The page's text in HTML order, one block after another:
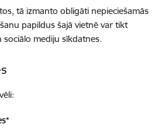
tā izmanto obligāti nepieciešamās
papildus šajā vietnē var tikt
mediju sīkdatnes.
*